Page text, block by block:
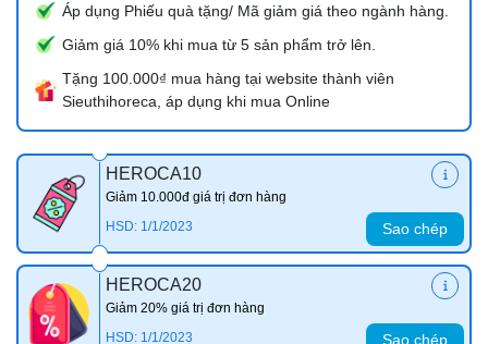
Áp dụng Phiếu quà tặng/ Mã giảm giá theo ngành hàng.
Giảm giá 10% khi mua từ 5 sản phẩm trở lên.
Tặng 100.000₫ mua hàng tại website thành viên
Sieuthihoreca, áp dụng khi mua Online
HEROCA10
Giảm 10.000đ giá trị đơn hàng
HSD: 1/1/2023
Sao chép
HEROCA20
Giảm 20% giá trị đơn hàng
HSD: 1/1/2023
Sao chép